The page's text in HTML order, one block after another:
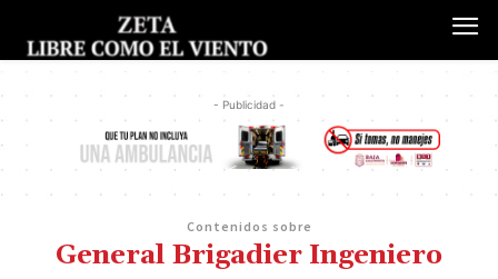
- Publicidad -
Contenidos sobre
General Brigadier Ingeniero